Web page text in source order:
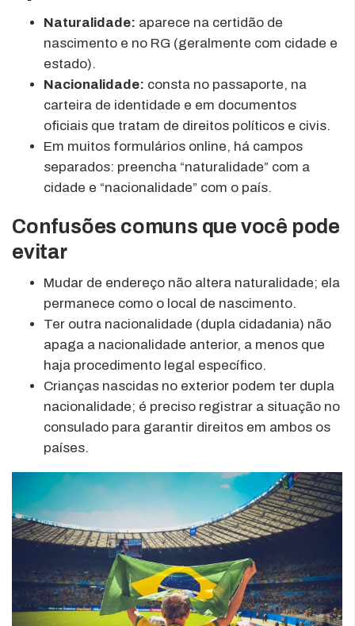
Naturalidade: aparece na certidão de
nascimento e no RG (geralmente com cidade e
estado).
Nacionalidade: consta no passaporte, na
carteira de identidade e em documentos
oficiais que tratam de direitos políticos e civis.
Em muitos formulários online, há campos
separados: preencha “naturalidade” com a
cidade e “nacionalidade” com o país.
Confusões comuns que você pode
evitar
Mudar de endereço não altera naturalidade; ela
permanece como o local de nascimento.
Ter outra nacionalidade (dupla cidadania) não
apaga a nacionalidade anterior, a menos que
haja procedimento legal específico.
Crianças nascidas no exterior podem ter dupla
nacionalidade; é preciso registrar a situação no
consulado para garantir direitos em ambos os
países.